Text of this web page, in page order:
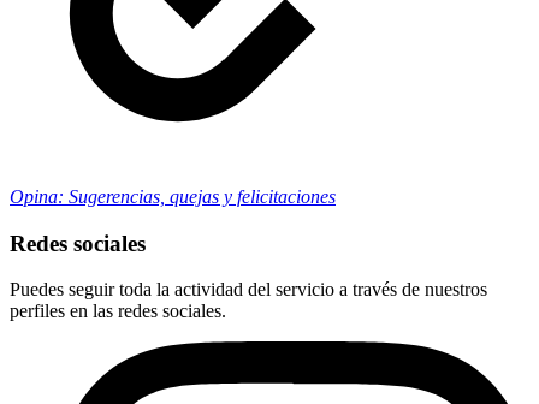
Opina: Sugerencias, quejas y felicitaciones
Redes sociales
Puedes seguir toda la actividad del servicio a través de nuestros
perfiles en las redes sociales.